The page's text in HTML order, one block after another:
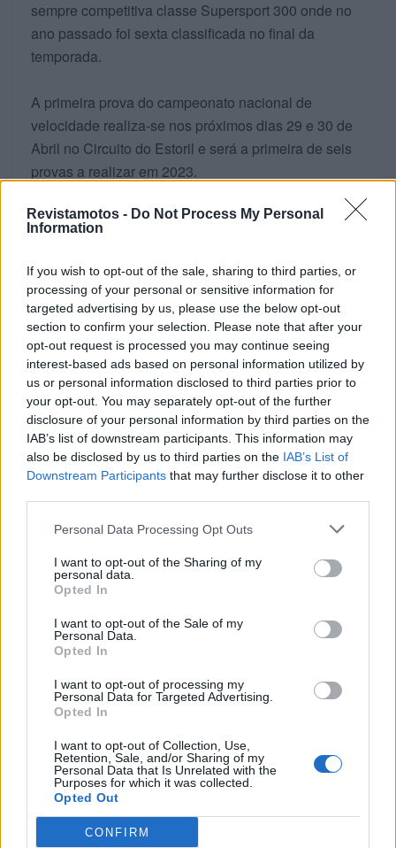
Revistamotos - Do Not Process My Personal
Information
If you wish to opt-out of the sale, sharing to third parties, or
processing of your personal or sensitive information for
targeted advertising by us, please use the below opt-out
section to confirm your selection. Please note that after your
opt-out request is processed you may continue seeing
interest-based ads based on personal information utilized by
us or personal information disclosed to third parties prior to
your opt-out. You may separately opt-out of the further
disclosure of your personal information by third parties on the
IAB’s list of downstream participants. This information may
also be disclosed by us to third parties on the IAB’s List of
Downstream Participants that may further disclose it to other
Personal Data Processing Opt Outs
I want to opt-out of the Sharing of my
personal data.
Opted In
I want to opt-out of the Sale of my
Personal Data.
Opted In
I want to opt-out of processing my
Personal Data for Targeted Advertising.
Opted In
I want to opt-out of Collection, Use,
Retention, Sale, and/or Sharing of my
Personal Data that Is Unrelated with the
Purposes for which it was collected.
Opted Out
CONFIRM
sempre competitiva classe Supersport 300 onde no
ano passado foi sexta classificada no final da
temporada.
A primeira prova do campeonato nacional de
velocidade realiza-se nos próximos dias 29 e 30 de
Abril no Circuito do Estoril e será a primeira de seis
provas a realizar em 2023.
EVENTO
Africa Twin junta mais de 100 aventureiros
no Norte de Portugal
O Norte de Portugal voltou a receber a comunidade Africa
Twin para mais um encontro dedicado ao mototurismo.
Desta...
BEATRIZ ALEXANDRE